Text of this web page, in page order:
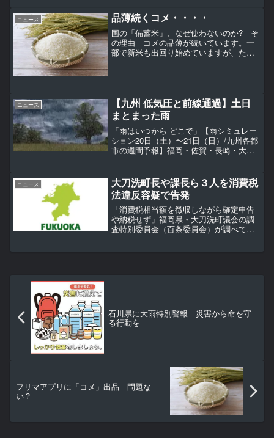
大。国が示...
ニュース 品薄続くコメ・・・・
国の「備蓄米」、なぜ使わないのか? そ
の理由 コメの品薄が続いています。一
部で新米も出回り始めていますが、たし
ニュース
【九州 低気圧と前線通過】土日
まとまった雨
「雨はいつから どこで」【雨シミュレー
ション20日（土）〜21日（日）/九州各都
市の週間予報】福岡・佐賀・長崎・大
を通過低気圧が前線を伴って、対馬海峡
と九州南部を進む...
ニュース
大刀洗町長や課長ら３人を消費税
法違反容疑で告発
「消費税相当額を徴収しながら確定申告
や納税せず」福岡県・大刀洗町議会の調
査特別委員会（百条委員会）が調べてい
石川県に大雨特別警報 災害から命を守
る行動を
フリマアプリに「コメ」出品 問題な
い？